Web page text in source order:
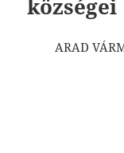
községei
ARAD